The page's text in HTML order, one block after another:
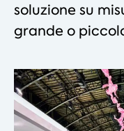
soluzione su
grande o